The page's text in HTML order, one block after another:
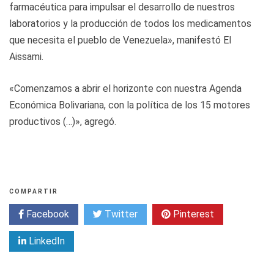
farmacéutica para impulsar el desarrollo de nuestros
laboratorios y la producción de todos los medicamentos
que necesita el pueblo de Venezuela», manifestó El
Aissami.
«Comenzamos a abrir el horizonte con nuestra Agenda
Económica Bolivariana, con la política de los 15 motores
productivos (…)», agregó.
COMPARTIR
Facebook Twitter Pinterest
LinkedIn